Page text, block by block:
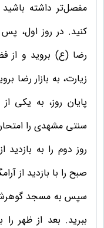
مفصل‌تر داشته
کنید. در روز اول،
رضا (ع) بروید و از
زیارت، به بازار رضا
پایان روز، به یکی
سنتی مشهدی را
روز دوم را به
صبح را با بازدید از
سپس به مسجد
ببرید. بعد از ظهر